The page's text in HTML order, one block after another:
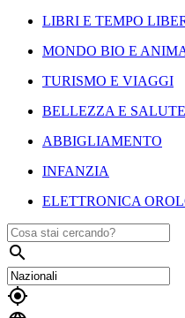
LIBRI E TEMPO
MONDO BIO E
TURISMO E VIAGGI
BELLEZZA E SALUTE
ABBIGLIAMENTO
INFANZIA
ELETTRONICA

